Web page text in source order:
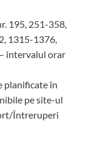
195, 251-358,
1315-1376,
intervalul orar
planificate în
pe site-ul
Întreruperi